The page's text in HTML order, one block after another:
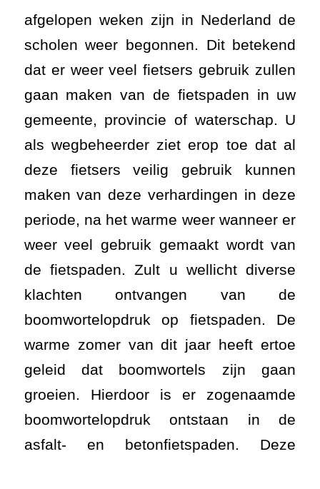
afgelopen weken zijn in Nederland de
scholen weer begonnen. Dit betekend
dat er weer veel fietsers gebruik zullen
gaan maken van de fietspaden in uw
gemeente, provincie of waterschap. U
als wegbeheerder ziet erop toe dat al
deze fietsers veilig gebruik kunnen
maken van deze verhardingen in deze
periode, na het warme weer wanneer er
weer veel gebruik gemaakt wordt van
de fietspaden. Zult u wellicht diverse
klachten ontvangen van de
boomwortelopdruk op fietspaden. De
warme zomer van dit jaar heeft ertoe
geleid dat boomwortels zijn gaan
groeien. Hierdoor is er zogenaamde
boomwortelopdruk ontstaan in de
asfalt- en betonfietspaden. Deze